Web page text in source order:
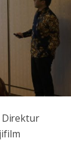
Direktur